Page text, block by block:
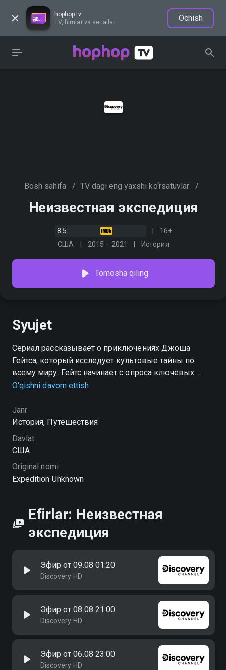
hophop.tv
TV, filmlar va seriallar
Ochish
Bosh sahifa / TV dagi eng yaxshi ko‘rsatuvlar /
Неизвестная экспедиция
8.5
16+
США
2015 – 2021 История
Tomosha qiling
Syujet
Сериал рассказывает о приключениях Джоша
Гейтса, который исследует культовые тайны по
всему миру. Гейтс начинает с опроса ключевых
очевидцев и раскрытия последних событий в
исследованию
O'qishni davom ettish
Janr
История, Путешествия
Davlat
США
Original nomi
Expedition Unknown
Efirlar: Неизвестная
экспедиция
Эфир от 09.08 01:20
Discovery HD
Эфир от 08.08 21:00
Discovery HD
Эфир от 06.08 23:00
Discovery HD